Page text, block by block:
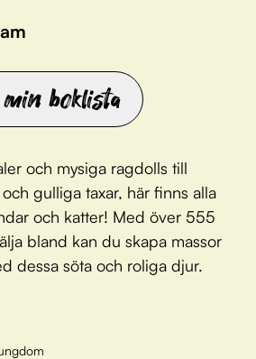
boklista
och mysiga ragdolls till
gulliga taxar, här finns alla
och katter! Med över 555
bland kan du skapa massor
dessa söta och roliga djur.